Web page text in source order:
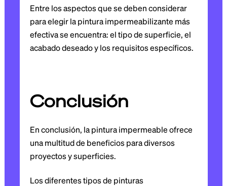
Entre los aspectos que se deben considerar
para elegir la pintura impermeabilizante más
efectiva se encuentra: el tipo de superficie, el
acabado deseado y los requisitos específicos.
Conclusión
En conclusión, la pintura impermeable ofrece
una multitud de beneficios para diversos
proyectos y superficies.
Los diferentes tipos de pinturas